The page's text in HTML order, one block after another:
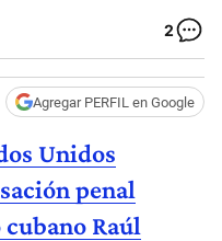
2
Agregar PERFIL en Google
Unidos
penal
Raúl